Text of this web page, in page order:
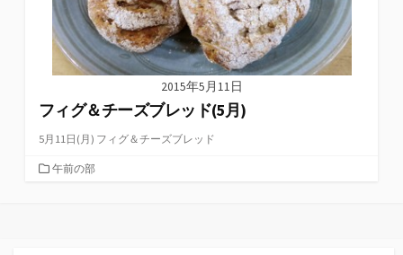
2015年5月11日
フィグ＆チーズブレッド(5月)
5月11日(月) フィグ＆チーズブレッド
カ午前の部